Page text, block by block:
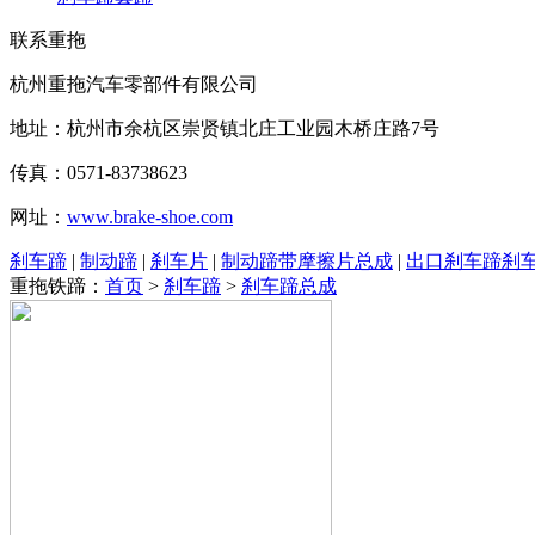
联系重拖
杭州重拖汽车零部件有限公司
地址：杭州市余杭区崇贤镇北庄工业园木桥庄路7号
传真：0571-83738623
网址： www.brake-shoe.com
刹车蹄 | 制动蹄 | 刹车片 | 制动蹄带摩擦片总成 | 出口刹车蹄刹
重拖铁蹄： 首页 > 刹车蹄 > 刹车蹄总成